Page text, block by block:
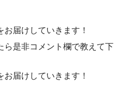
届けしていきます！
是非コメント欄で教えて
届けしていきます！